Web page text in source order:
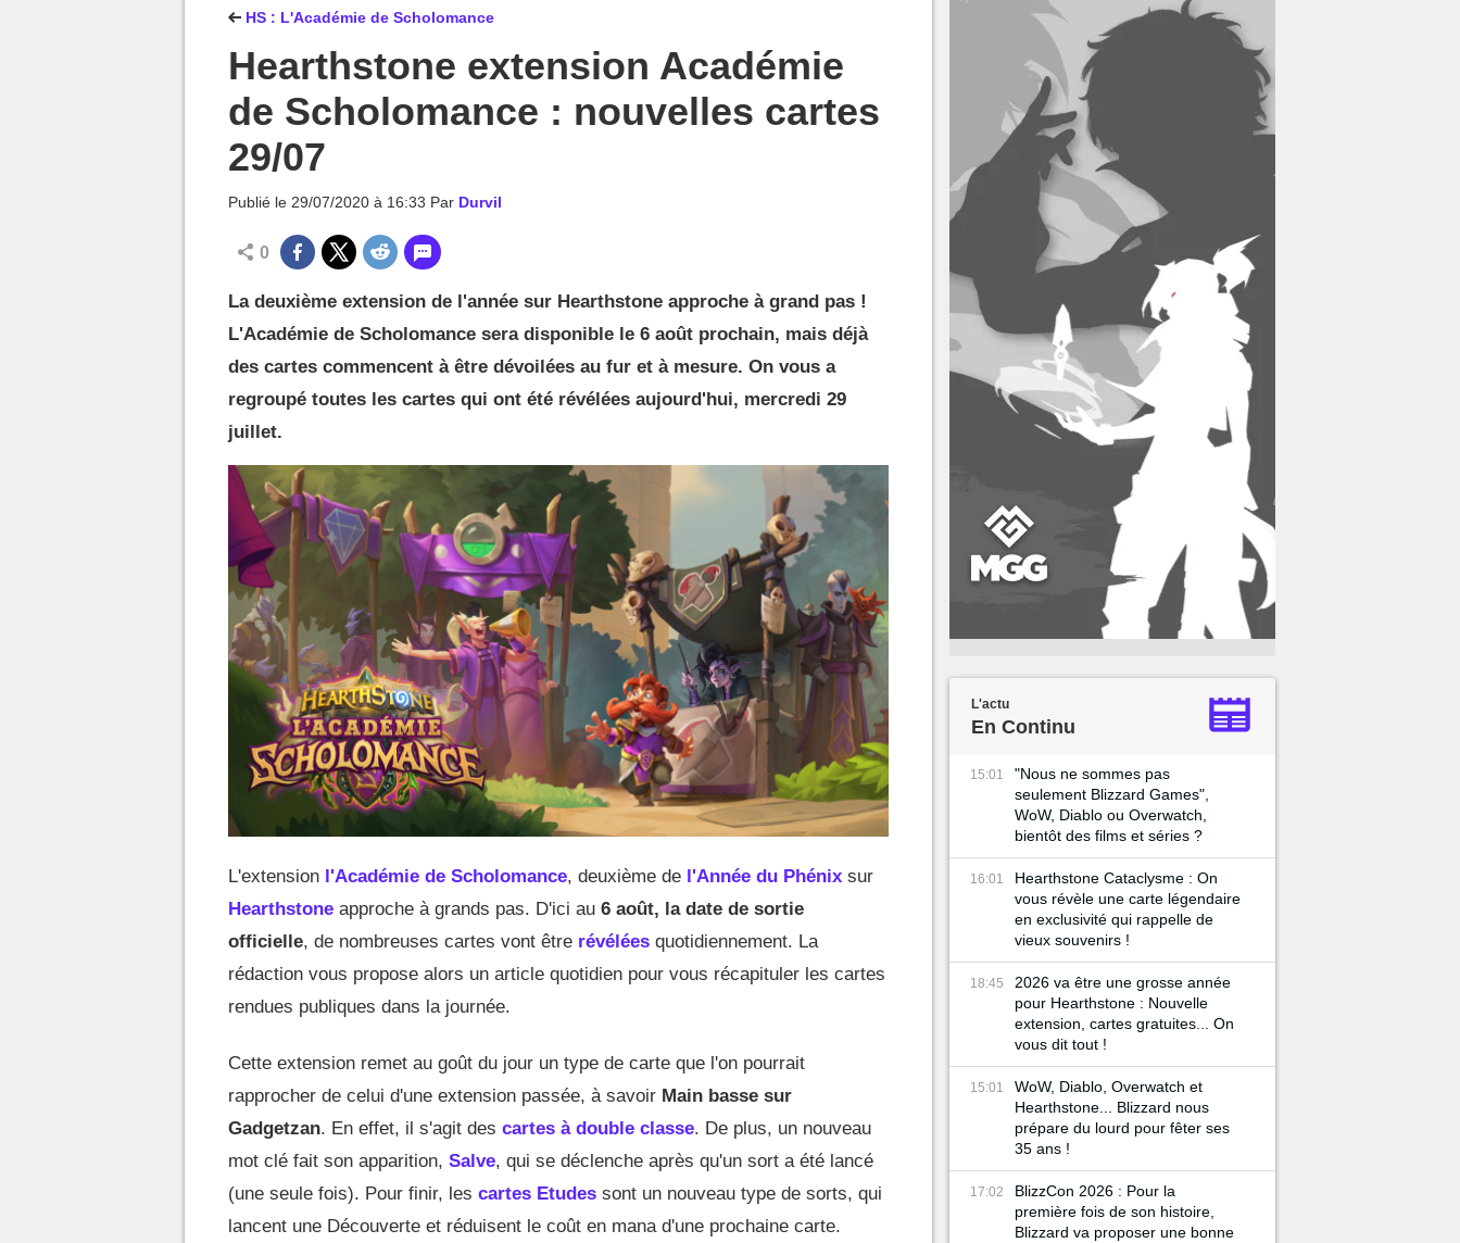
HS : L'Académie de Scholomance
Hearthstone extension Académie
de Scholomance : nouvelles cartes
29/07
Publié le 29/07/2020 à 16:33 Par Durvil
0
La deuxième extension de l'année sur Hearthstone approche à grand pas !
L'Académie de Scholomance sera disponible le 6 août prochain, mais déjà
des cartes commencent à être dévoilées au fur et à mesure. On vous a
regroupé toutes les cartes qui ont été révélées aujourd'hui, mercredi 29
juillet.
L'extension l'Académie de Scholomance, deuxième de l'Année du Phénix sur
Hearthstone approche à grands pas. D'ici au 6 août, la date de sortie
officielle, de nombreuses cartes vont être révélées quotidiennement. La
rédaction vous propose alors un article quotidien pour vous récapituler les cartes
rendues publiques dans la journée.
Cette extension remet au goût du jour un type de carte que l'on pourrait
rapprocher de celui d'une extension passée, à savoir Main basse sur
Gadgetzan. En effet, il s'agit des cartes à double classe. De plus, un nouveau
mot clé fait son apparition, Salve, qui se déclenche après qu'un sort a été lancé
(une seule fois). Pour finir, les cartes Etudes sont un nouveau type de sorts, qui
lancent une Découverte et réduisent le coût en mana d'une prochaine carte.
L'actu
En Continu
15:01
"Nous ne sommes pas
seulement Blizzard Games",
WoW, Diablo ou Overwatch,
bientôt des films et séries ?
16:01
Hearthstone Cataclysme : On
vous révèle une carte légendaire
en exclusivité qui rappelle de
vieux souvenirs !
18:45
2026 va être une grosse année
pour Hearthstone : Nouvelle
extension, cartes gratuites... On
vous dit tout !
15:01
WoW, Diablo, Overwatch et
Hearthstone... Blizzard nous
prépare du lourd pour fêter ses
35 ans !
17:02
BlizzCon 2026 : Pour la
première fois de son histoire,
Blizzard va proposer une bonne